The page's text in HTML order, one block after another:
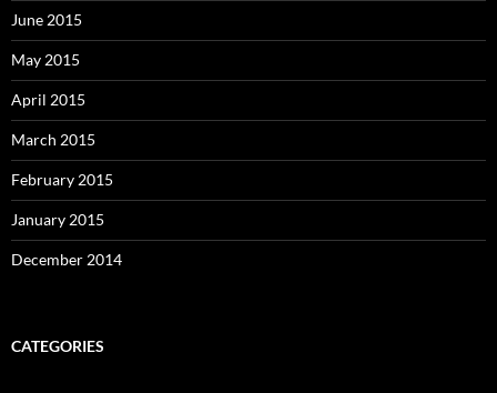
June 2015
May 2015
April 2015
March 2015
February 2015
January 2015
December 2014
CATEGORIES